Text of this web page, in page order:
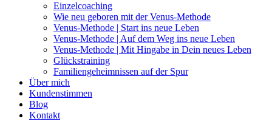
Einzelcoaching
Wie neu geboren mit der Venus-Methode
Venus-Methode | Start ins neue Leben
Venus-Methode | Auf dem Weg ins neue Leben
Venus-Methode | Mit Hingabe in Dein neues Leben
Glückstraining
Familiengeheimnissen auf der Spur
Über mich
Kundenstimmen
Blog
Kontakt